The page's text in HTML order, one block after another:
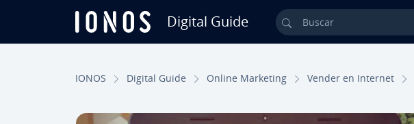
Digital Guide Buscar
IONOS Digital Guide Online Marketing Vender en Internet